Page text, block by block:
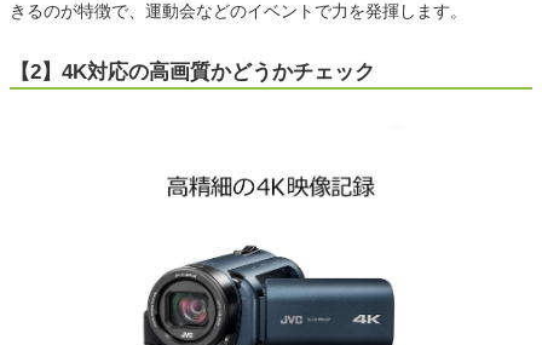
きるのが特徴で、運動会などのイベントで力を発揮します。
【2】4K対応の高画質かどうかチェック